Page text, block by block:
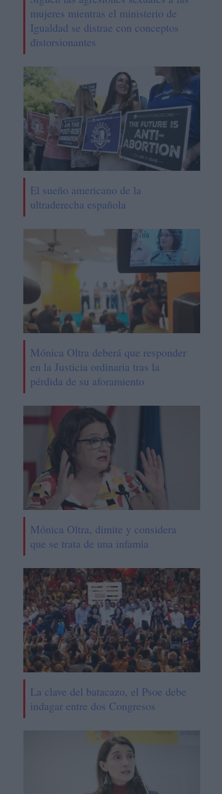
mujeres mientras el ministerio de
Igualdad se distrae con conceptos
distorsionantes
El sueño americano de la
ultraderecha española
Mónica Oltra deberá que responder
en la Justicia ordinaria tras la
pérdida de su aforamiento
Mónica Oltra, dimite y considera
que se trata de una infamia
La clave del batacazo, el Psoe debe
indagar entre dos Congresos